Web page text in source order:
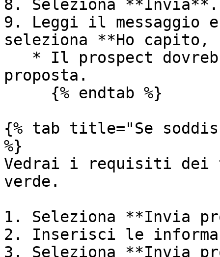
8. Seleziona **Invia**.
9. Leggi il messaggio
seleziona **Ho capito,
proposta.
{% tab title="Se
%}
Vedrai i requisiti dei
verde.
1. Seleziona **Invia
2. Inserisci le
3. Seleziona **Invia